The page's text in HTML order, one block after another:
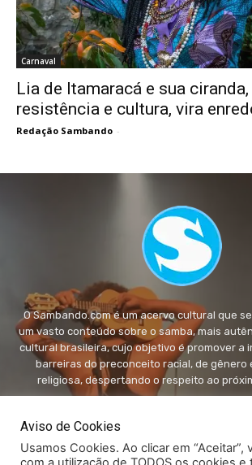
Carnaval
Lia de Itamaracá e sua
resistência e cultura, vira
Redação Sambando -
O Sambando.com é um acervo cultural que
um vasto conteúdo sobre o samba, mais
cultural brasileira, cujo objetivo é promover a
barreiras do preconceito racial, de gênero
religiosa, despertando o respeito ao
Aviso de Cookies
Usamos Cookies. Ao clicar em “Aceitar”,